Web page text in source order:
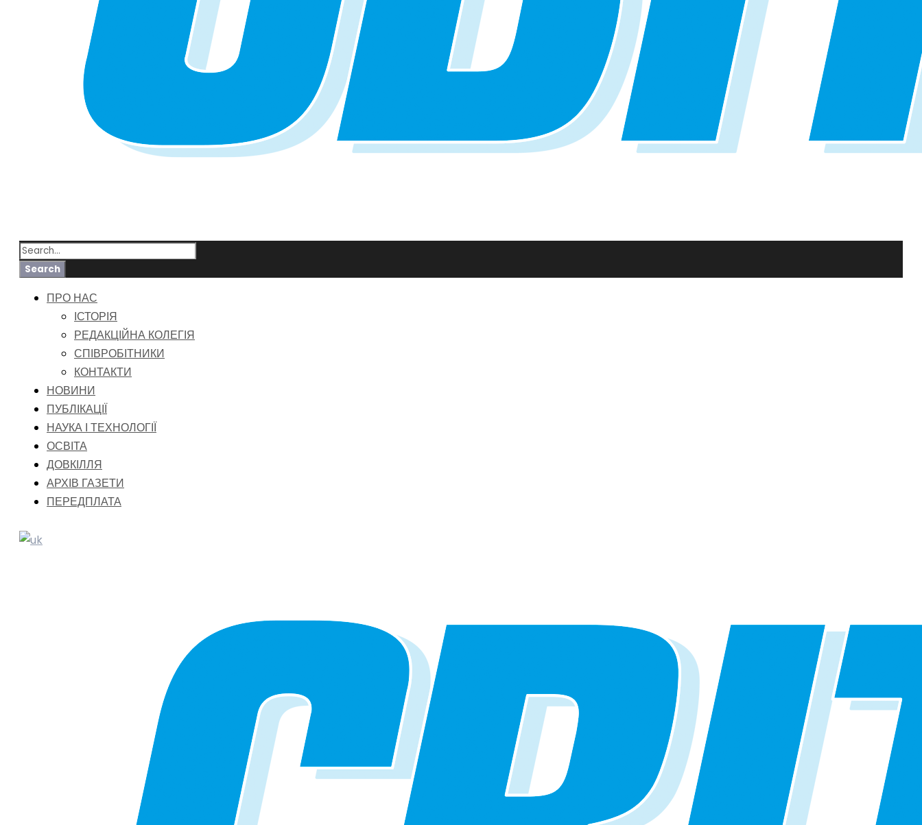
ПРО НАС
ІСТОРІЯ
РЕДАКЦІЙНА КОЛЕГІЯ
СПІВРОБІТНИКИ
КОНТАКТИ
НОВИНИ
ПУБЛІКАЦІЇ
НАУКА І ТЕХНОЛОГІЇ
ОСВІТА
ДОВКІЛЛЯ
АРХІВ ГАЗЕТИ
ПЕРЕДПЛАТА